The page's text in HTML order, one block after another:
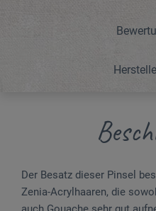
Der Besatz dieser Pinsel
Zenia-Acrylhaaren, die